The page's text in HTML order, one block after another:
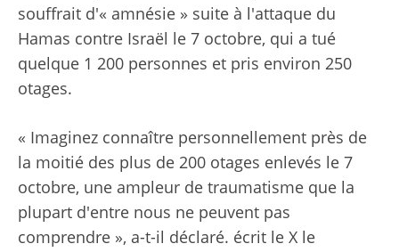
souffrait d'« amnésie » suite à l'attaque du
Hamas contre Israël le 7 octobre, qui a tué
quelque 1 200 personnes et pris environ 250
otages.
« Imaginez connaître personnellement près de
la moitié des plus de 200 otages enlevés le 7
octobre, une ampleur de traumatisme que la
plupart d'entre nous ne peuvent pas
comprendre », a-t-il déclaré. écrit le X le